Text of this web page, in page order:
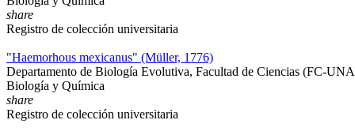
share
Registro de colección universitaria
"Haemorhous mexicanus" (Müller, 1776)
Departamento de Biología Evolutiva, Facultad de Ciencias (FC-
Biología y Química
share
Registro de colección universitaria